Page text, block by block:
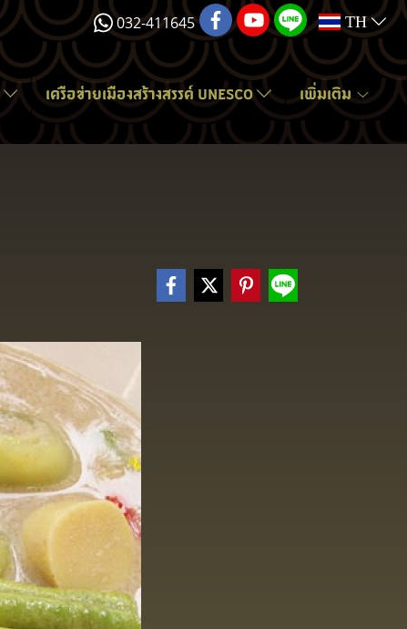
032-411645 TH
เครือข่ายเมืองสร้างสรรค์ UNESCO เพิ่มเติม